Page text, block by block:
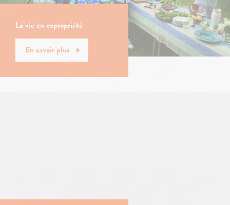
La vie en copropriété
En savoir plus